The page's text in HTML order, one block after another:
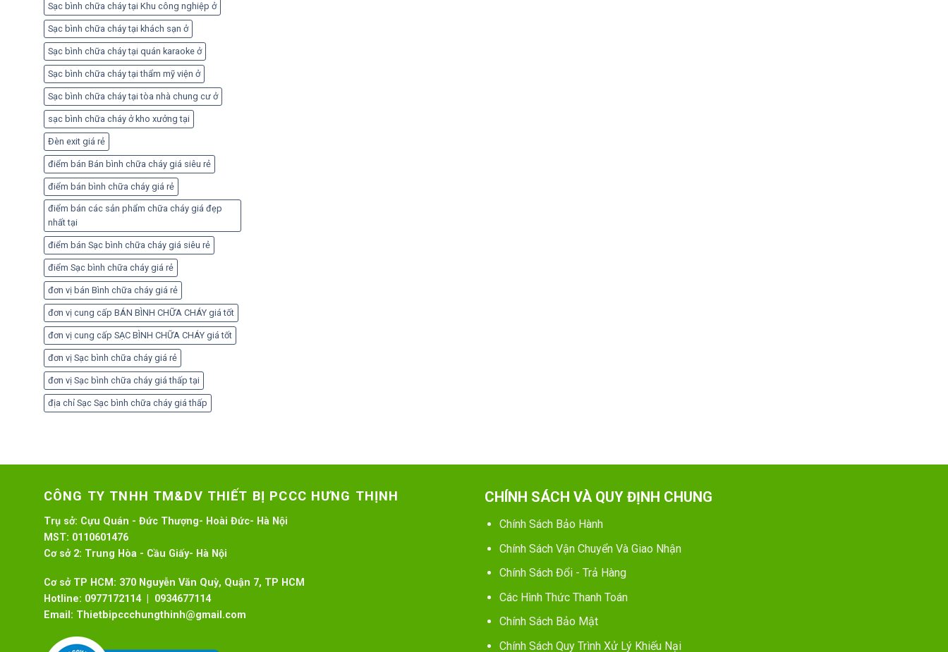
Sạc bình chữa cháy tại Khu công nghiệp ở
Sạc bình chữa cháy tại khách sạn ở
Sạc bình chữa cháy tại quán karaoke ở
Sạc bình chữa cháy tại thẩm mỹ viện ở
Sạc bình chữa cháy tại tòa nhà chung cư ở
sạc bình chữa cháy ở kho xưởng tại
Đèn exit giá rẻ
điểm bán Bán bình chữa cháy giá siêu rẻ
điểm bán bình chữa cháy giá rẻ
điểm bán các sản phẩm chữa cháy giá đẹp
nhất tại
điểm bán Sạc bình chữa cháy giá siêu rẻ
điểm Sạc bình chữa cháy giá rẻ
đơn vị bán Bình chữa cháy giá rẻ
đơn vị cung cấp BÁN BÌNH CHỮA CHÁY giá tốt
đơn vị cung cấp SẠC BÌNH CHỮA CHÁY giá tốt
đơn vị Sạc bình chữa cháy giá rẻ
đơn vị Sạc bình chữa cháy giá thấp tại
địa chỉ Sạc Sạc bình chữa cháy giá thấp
CÔNG TY TNHH TM&DV THIẾT BỊ PCCC HƯNG THỊNH
Trụ sở: Cựu Quán - Đức Thượng- Hoài Đức- Hà Nội
MST: 0110601476
Cơ sở 2: Trung Hòa - Cầu Giấy- Hà Nội
Cơ sở TP HCM: 370 Nguyễn Văn Quỳ, Quận 7, TP HCM
Hotline: 0977172114 | 0934677114
Email: Thietbipccchungthinh@gmail.com
CHÍNH SÁCH VÀ QUY ĐỊNH CHUNG
Chính Sách Bảo Hành
Chính Sách Vận Chuyển Và Giao Nhận
Chính Sách Đổi - Trả Hàng
Các Hình Thức Thanh Toán
Chính Sách Bảo Mật
Chính Sách Quy Trình Xử Lý Khiếu Nại